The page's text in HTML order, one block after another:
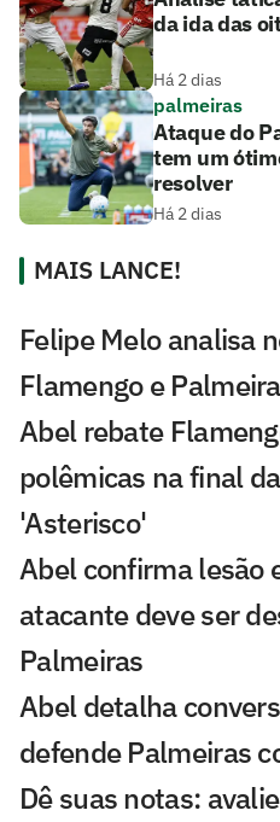
da ida das
Há 2 dias
palmeiras
Ataque do
tem um
resolver
Há 2 dias
MAIS LANCE!
Felipe Melo analisa
Flamengo e
Abel rebate
polêmicas na final
'Asterisco'
Abel confirma lesão
atacante deve ser
Palmeiras
Abel detalha
defende Palmeiras
Dê suas notas: